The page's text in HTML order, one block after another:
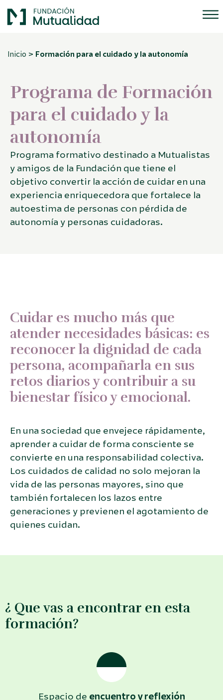
Inicio > Formación para el cuidado y la autonomía
Programa de Formación
para el cuidado y la
autonomía
Programa formativo destinado a Mutualistas
y amigos de la Fundación que tiene el
objetivo convertir la acción de cuidar en una
experiencia enriquecedora que fortalece la
autoestima de personas con pérdida de
autonomía y personas cuidadoras.
Cuidar es mucho más que
atender necesidades básicas: es
reconocer la dignidad de cada
persona, acompañarla en sus
retos diarios y contribuir a su
bienestar físico y emocional.
En una sociedad que envejece rápidamente,
aprender a cuidar de forma consciente se
convierte en una responsabilidad colectiva.
Los cuidados de calidad no solo mejoran la
vida de las personas mayores, sino que
también fortalecen los lazos entre
generaciones y previenen el agotamiento de
quienes cuidan.
¿ Que vas a encontrar en esta
formación?
Espacio de encuentro y reflexión